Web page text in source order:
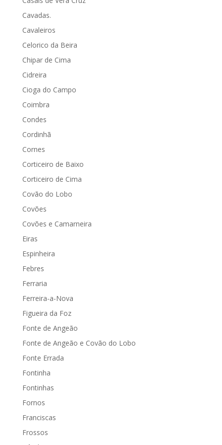
Cavadas.
Cavaleiros
Celorico da Beira
Chipar de Cima
Cidreira
Cioga do Campo
Coimbra
Condes
Cordinhã
Cornes
Corticeiro de Baixo
Corticeiro de Cima
Covão do Lobo
Covões
Covões e Camarneira
Eiras
Espinheira
Febres
Ferraria
Ferreira-a-Nova
Figueira da Foz
Fonte de Angeão
Fonte de Angeão e Covão do Lobo
Fonte Errada
Fontinha
Fontinhas
Fornos
Franciscas
Frossos